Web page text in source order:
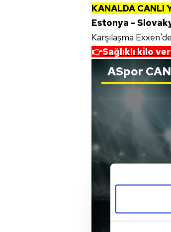
KANALDA CANLI
Estonya -
Karşılaşma
👉Sağlıklı kilo
ASpor